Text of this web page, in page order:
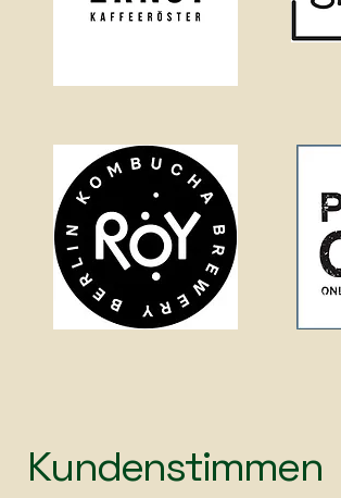
Kundenstimmen